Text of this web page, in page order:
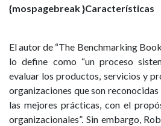
{mospagebreak }Características
El autor de “The Benchmarking
lo define como “un proceso
evaluar los productos, servicios y
organizaciones que son
las mejores prácticas, con el
organizacionales”. Sin embargo,